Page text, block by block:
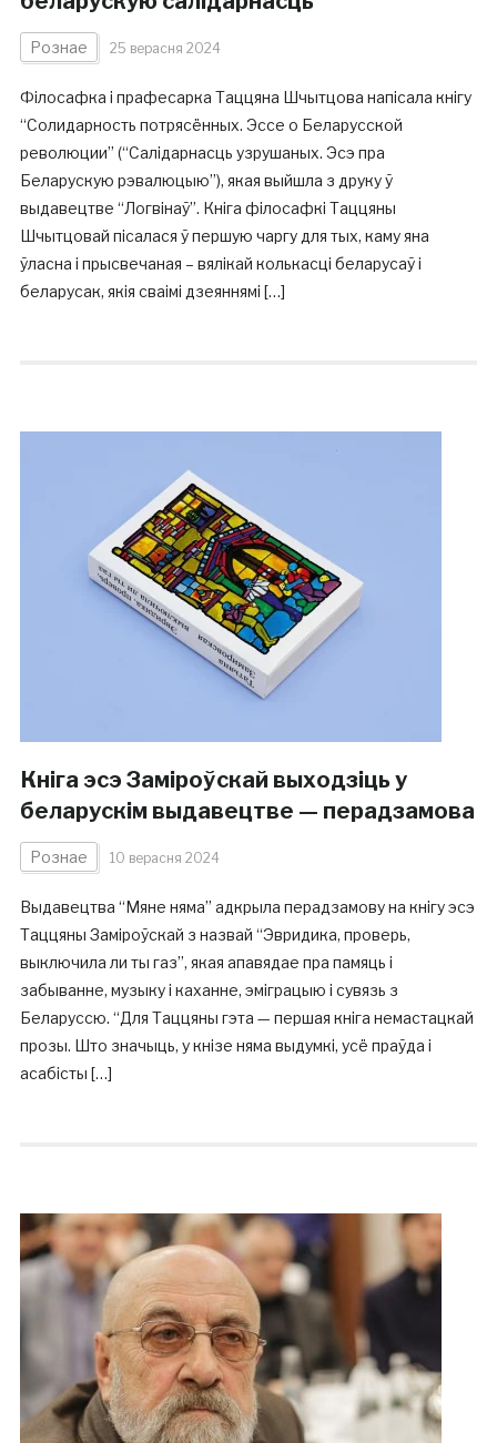
Рознае 25 верасня 2024
Філосафка і прафесарка Таццяна Шчытцова напісала кнігу
“Солидарность потрясённых. Эссе о Беларусской
революции” (“Салідарнасць узрушаных. Эсэ пра
Беларускую рэвалюцыю”), якая выйшла з друку ў
выдавецтве “Логвінаў”. Кніга філосафкі Таццяны
Шчытцовай пісалася ў першую чаргу для тых, каму яна
ўласна і прысвечаная – вялікай колькасці беларусаў і
беларусак, якія сваімі дзеяннямі […]
Кніга эсэ Заміроўскай выходзіць у
беларускім выдавецтве — перадзамова
Рознае 10 верасня 2024
Выдавецтва “Мяне няма” адкрыла перадзамову на кнігу эсэ
Таццяны Заміроўскай з назвай “Эвридика, проверь,
выключила ли ты газ”, якая апавядае пра памяць і
забыванне, музыку і каханне, эміграцыю і сувязь з
Беларуссю. “Для Таццяны гэта — першая кніга немастацкай
прозы. Што значыць, у кнізе няма выдумкі, усё праўда і
асабісты […]